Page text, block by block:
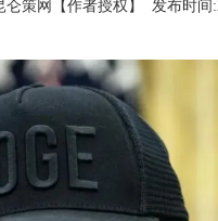
策网【作者授权】 发布时间